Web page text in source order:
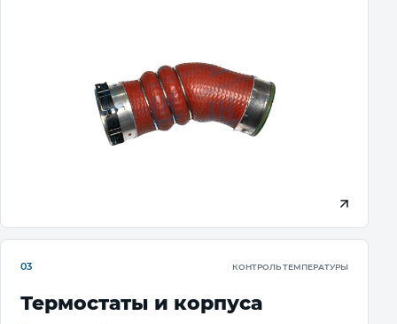
03 КОНТРОЛЬ ТЕМПЕРАТУРЫ
Термостаты и корпуса